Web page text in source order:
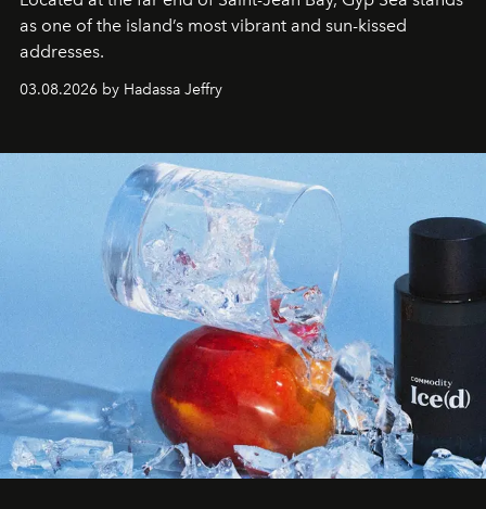
as one of the island’s most vibrant and sun-kissed
addresses.
03.08.2026 by Hadassa Jeffry